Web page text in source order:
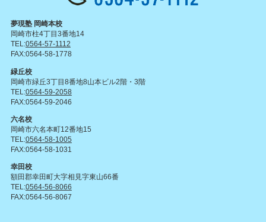
夢現塾 岡崎本校
岡崎市柱4丁目3番地14
TEL:0564-57-1112
FAX:0564-58-1778
緑丘校
岡崎市緑丘3丁目8番地8山本ビル2階・3階
TEL:0564-59-2058
FAX:0564-59-2046
六名校
岡崎市六名本町12番地15
TEL:0564-58-1005
FAX:0564-58-1031
幸田校
額田郡幸田町大字相見字東山66番
TEL:0564-56-8066
FAX:0564-56-8067